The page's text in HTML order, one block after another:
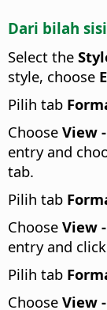
Dari bilah
Select the
style, choose
Pilih tab
Choose View
entry and
tab.
Pilih tab
Choose View
entry and click
Pilih tab
Choose View